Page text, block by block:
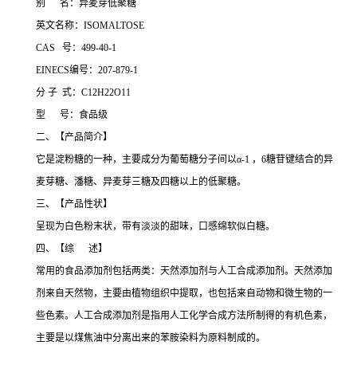
别 名：异麦芽低聚糖
英文名称：ISOMALTOSE
CAS 号：499-40-1
EINECS编号：207-879-1
分 子 式：C12H22O11
型 号：食品级
二、【产品简介】
它是淀粉糖的一种，主要成分为葡萄糖分子间以α-1 ，6糖苷键结合的异
麦芽糖、潘糖、异麦芽三糖及四糖以上的低聚糖。
三、【产品性状】
呈现为白色粉末状，带有淡淡的甜味，口感绵软似白糖。
四、【综 述】
常用的食品添加剂包括两类：天然添加剂与人工合成添加剂。天然添加
剂来自天然物，主要由植物组织中提取，也包括来自动物和微生物的一
些色素。人工合成添加剂是指用人工化学合成方法所制得的有机色素，
主要是以煤焦油中分离出来的苯胺染料为原料制成的。